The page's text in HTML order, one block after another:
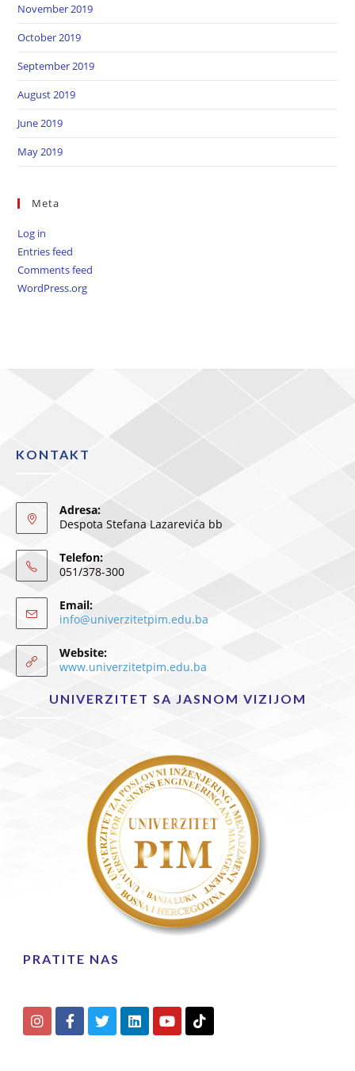
November 2019
October 2019
September 2019
August 2019
June 2019
May 2019
Meta
Log in
Entries feed
Comments feed
WordPress.org
KONTAKT
Adresa:
Despota Stefana Lazarevića bb
Telefon:
051/378-300
Email:
info@univerzitetpim.edu.ba
Website:
www.univerzitetpim.edu.ba
UNIVERZITET SA JASNOM VIZIJOM
PRATITE NAS